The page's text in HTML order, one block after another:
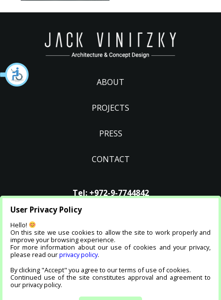
User Privacy Policy
Hello!
On this site we use cookies to allow the site to work properly and
improve your browsing experience.
For more information about our use of cookies and your privacy,
please read ourprivacy policy.
By clicking "Accept" you agree to our terms of use of cookies.
Continued use of the site constitutes approval and agreement to
our privacy policy.
ABOUT
PROJECTS
PRESS
CONTACT
Tel:+972-9-7744842
Email
בניית אתרים ושיווק דיגיטלי